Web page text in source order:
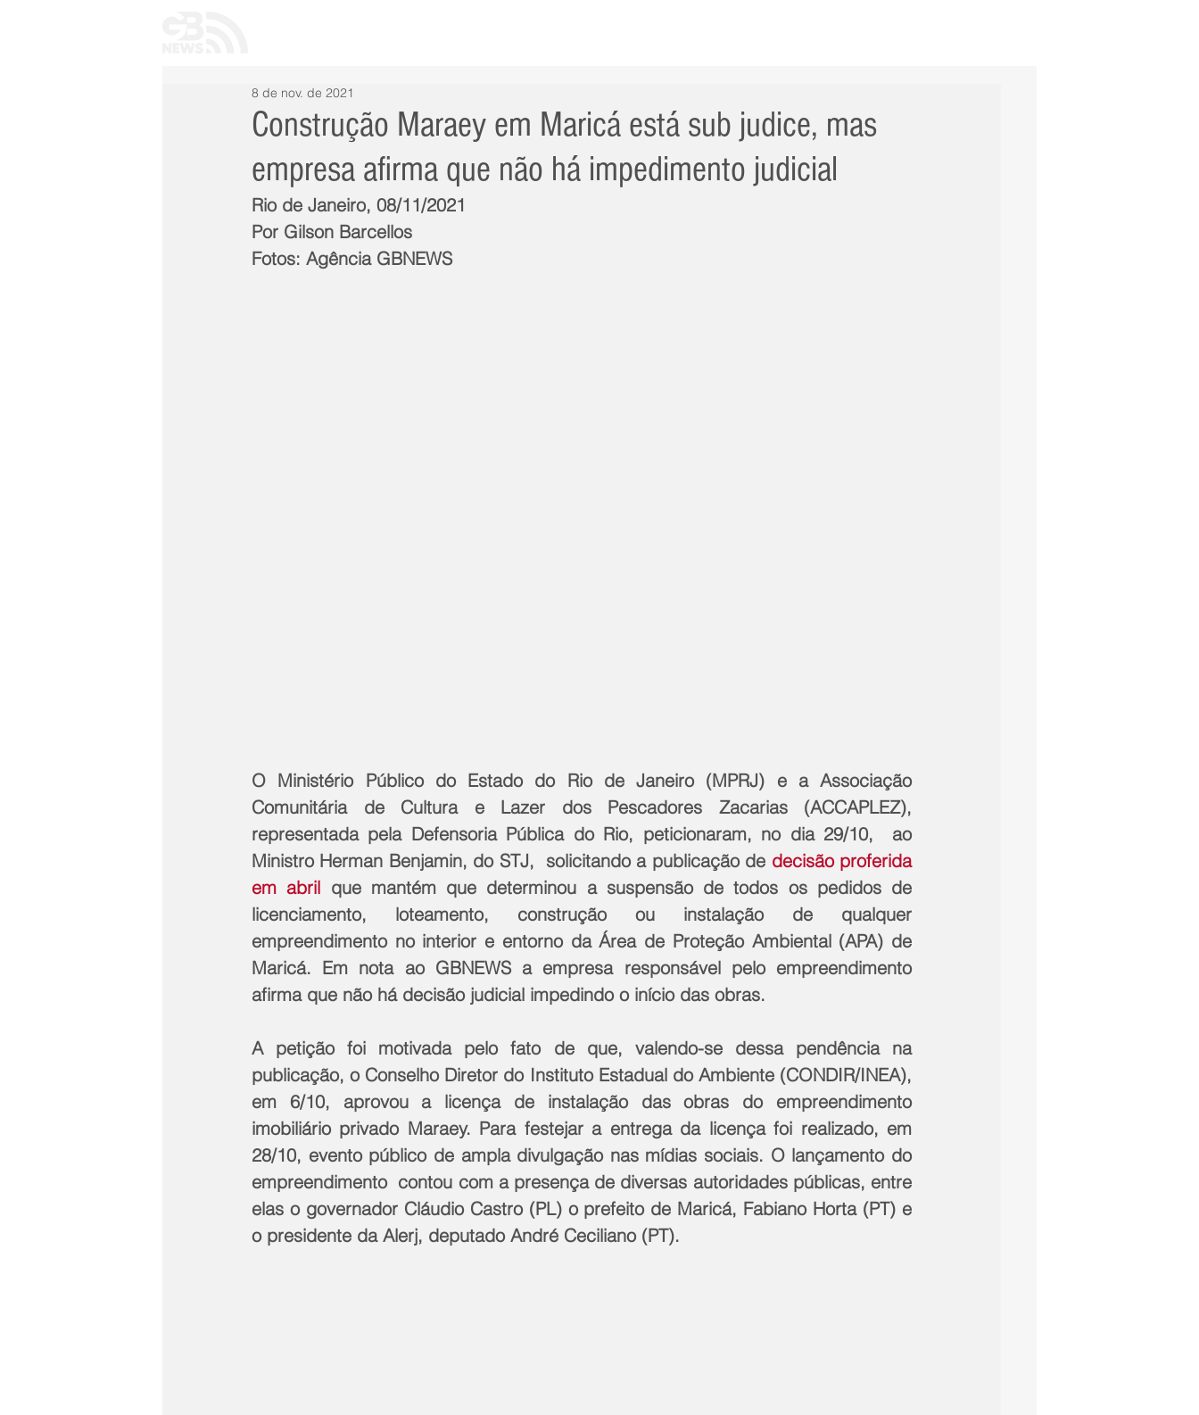
Construção Maraey em Maricá está sub judice, mas
empresa afirma que não há impedimento judicial
8 de nov. de 2021
Rio de Janeiro, 08/11/2021
Por Gilson Barcellos
Fotos: Agência GBNEWS
O Ministério Público do Estado do Rio de Janeiro (MPRJ) e a Associação
Comunitária de Cultura e Lazer dos Pescadores Zacarias (ACCAPLEZ),
representada pela Defensoria Pública do Rio, peticionaram, no dia 29/10,  ao
Ministro Herman Benjamin, do STJ,  solicitando a publicação de decisão proferida
em abril que mantém que determinou a suspensão de todos os pedidos de
licenciamento, loteamento, construção ou instalação de qualquer
empreendimento no interior e entorno da Área de Proteção Ambiental (APA) de
Maricá. Em nota ao GBNEWS a empresa responsável pelo empreendimento
afirma que não há decisão judicial impedindo o início das obras.
A petição foi motivada pelo fato de que, valendo-se dessa pendência na
publicação, o Conselho Diretor do Instituto Estadual do Ambiente (CONDIR/INEA),
em 6/10, aprovou a licença de instalação das obras do empreendimento
imobiliário privado Maraey. Para festejar a entrega da licença foi realizado, em
28/10, evento público de ampla divulgação nas mídias sociais. O lançamento do
empreendimento  contou com a presença de diversas autoridades públicas, entre
elas o governador Cláudio Castro (PL) o prefeito de Maricá, Fabiano Horta (PT) e
o presidente da Alerj, deputado André Ceciliano (PT).